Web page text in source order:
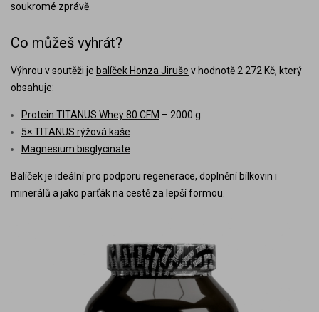
soukromé zprávě.
Co můžeš vyhrát?
Výhrou v soutěži je balíček Honza Jiruše v hodnotě 2 272 Kč, který
obsahuje:
Protein TITANUS Whey 80 CFM – 2000 g
5× TITANUS rýžová kaše
Magnesium bisglycinate
Balíček je ideální pro podporu regenerace, doplnění bílkovin i
minerálů a jako parťák na cestě za lepší formou.